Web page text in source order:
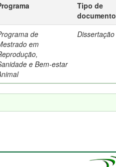
Tipo de
documento
de
em
e Bem-estar
Dissertação